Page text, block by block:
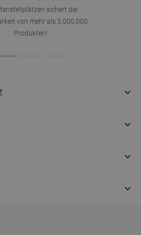
sichert die
von mehr als 3.000.000
Produkten!



